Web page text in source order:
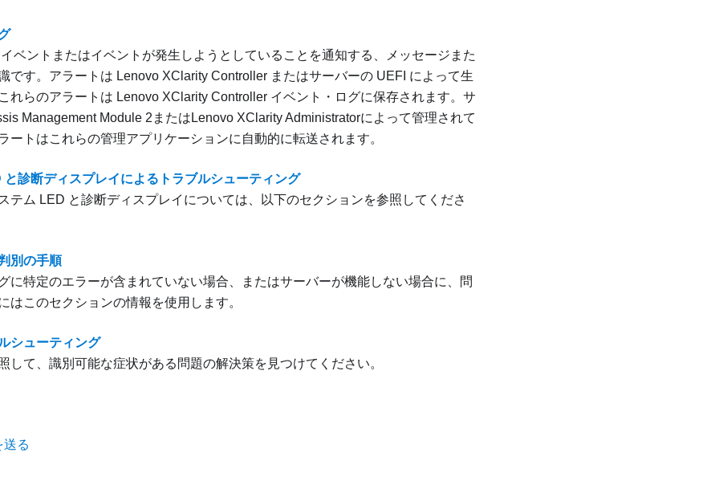
ベントまたはイベントが発生しようとしていることを通知する、メッセージまた
です。アラートは Lenovo XClarity Controller またはサーバーの UEFI によって生
れらのアラートは Lenovo XClarity Controller イベント・ログに保存されます。サ
Management Module 2 または Lenovo XClarity Administratorによって管理されて
ートはこれらの管理アプリケーションに自動的に転送されます。
と診断ディスプレイによるトラブルシューティング
テム LED と診断ディスプレイについては、以下のセクションを参照してくださ
別の手順
に特定のエラーが含まれていない場合、またはサーバーが機能しない場合に、問
はこのセクションの情報を使用します。
シューティング
して、識別可能な症状がある問題の解決策を見つけてください。
送る